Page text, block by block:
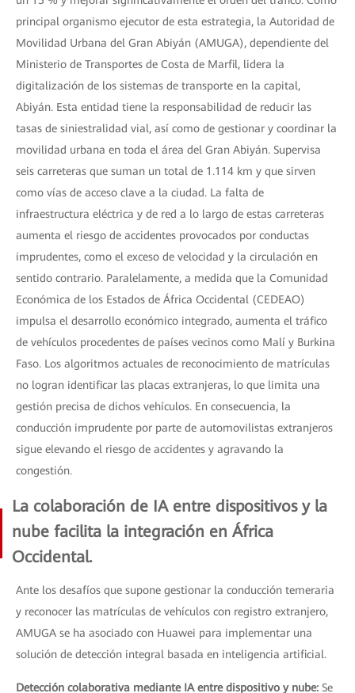
principal organismo ejecutor de esta estrategia, la Autoridad de
Movilidad Urbana del Gran Abiyán (AMUGA), dependiente del
Ministerio de Transportes de Costa de Marfil, lidera la
digitalización de los sistemas de transporte en la capital,
Abiyán. Esta entidad tiene la responsabilidad de reducir las
tasas de siniestralidad vial, así como de gestionar y coordinar la
movilidad urbana en toda el área del Gran Abiyán. Supervisa
seis carreteras que suman un total de 1.114 km y que sirven
como vías de acceso clave a la ciudad. La falta de
infraestructura eléctrica y de red a lo largo de estas carreteras
aumenta el riesgo de accidentes provocados por conductas
imprudentes, como el exceso de velocidad y la circulación en
sentido contrario. Paralelamente, a medida que la Comunidad
Económica de los Estados de África Occidental (CEDEAO)
impulsa el desarrollo económico integrado, aumenta el tráfico
de vehículos procedentes de países vecinos como Malí y Burkina
Faso. Los algoritmos actuales de reconocimiento de matrículas
no logran identificar las placas extranjeras, lo que limita una
gestión precisa de dichos vehículos. En consecuencia, la
conducción imprudente por parte de automovilistas extranjeros
sigue elevando el riesgo de accidentes y agravando la
congestión.
La colaboración de IA entre dispositivos y la
nube facilita la integración en África
Occidental.
Ante los desafíos que supone gestionar la conducción temeraria
y reconocer las matrículas de vehículos con registro extranjero,
AMUGA se ha asociado con Huawei para implementar una
solución de detección integral basada en inteligencia artificial.
Detección colaborativa mediante IA entre dispositivo y nube: Se